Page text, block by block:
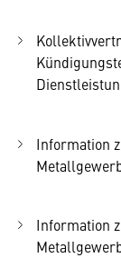
Information
Information